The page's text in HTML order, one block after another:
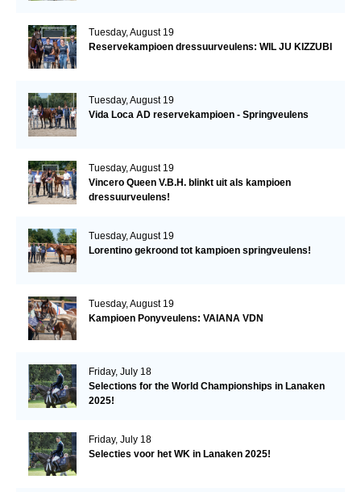
Tuesday, August 19
Reservekampioen dressuurveulens: WIL JU KIZZUBI
Tuesday, August 19
Vida Loca AD reservekampioen - Springveulens
Tuesday, August 19
Vincero Queen V.B.H. blinkt uit als kampioen
dressuurveulens!
Tuesday, August 19
Lorentino gekroond tot kampioen springveulens!
Tuesday, August 19
Kampioen Ponyveulens: VAIANA VDN
Friday, July 18
Selections for the World Championships in Lanaken
2025!
Friday, July 18
Selecties voor het WK in Lanaken 2025!